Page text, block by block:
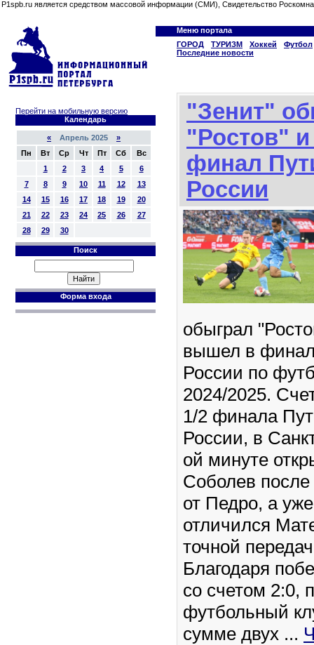
P1spb.ru является средством массовой информации (СМИ), Свидетельство
Меню портала
ГОРОД
ТУРИЗМ Хоккей
Футбол
Последние новости
Перейти на мобильную версию
Календарь
« Апрель 2025 »
Пн
Вт Ср Чт Пт Сб
Вс
1
2 3 4 5
6
7
8 9 10 11 12
13
14
15 16 17 18 19
20
21
22 23 24 25 26
27
28
29 30
Поиск
Форма входа
"Зенит"
"Ростов"
финал
России
обыграл
вышел в
России по
2024/2025.
1/2 финала
России, в
ой минуте
Соболев после
от Педро, а
отличился
точной
Благодаря
со счетом 2:0,
футбольный
сумме двух ...